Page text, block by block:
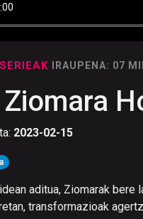
IRAUPENA: 07
2023-02-15
aditua, Ziomarak
transformazioak